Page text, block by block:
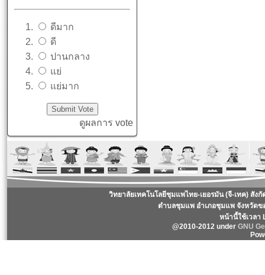
ดีมาก
ดี
ปานกลาง
แย่
แย่มาก
ดูผลการ vote
วิทยาลัยเทคโนโลยีชุมแพไทย-เยอรมัน (จี-เทค) สัง
ตำบลชุมแพ อำเภอชุมแพ จังหวัดข
หน้านี้ใช้เวลา
@2010-2012 under GNU